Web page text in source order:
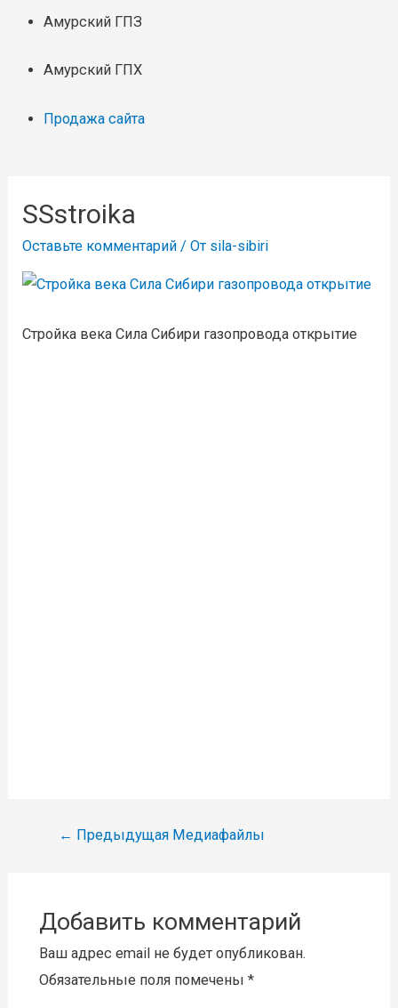
Амурский ГПЗ
Амурский ГПХ
Продажа сайта
SSstroika
Оставьте комментарий / От sila-sibiri
Стройка века Сила Сибири газопровода открытие
Навигация
← Предыдущая Медиафайлы
Добавить комментарий
Ваш адрес email не будет опубликован.
Обязательные поля помечены *